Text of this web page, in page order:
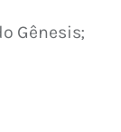
Gênesis;